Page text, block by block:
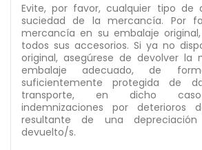
Evite, por favor, cualquier tipo de
suciedad de la mercancía. Por
mercancía en su embalaje
todos sus accesorios. Si ya no
original, asegúrese de devolver la
embalaje adecuado, de
suficientemente protegida de
transporte, en dicho caso
indemnizaciones por deterioros
resultante de una
devuelto/s.